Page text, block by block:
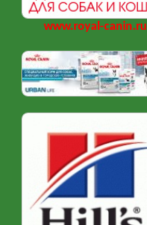
www.royal-canin.ru